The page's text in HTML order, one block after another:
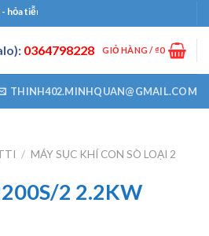
bơm công nghiệp, bơm định lượng, máy
0364798228 GIỎ HÀNG /₫0
THINH402.MINHQUAN@GMAIL.COM
/ MÁY SỤC KHÍ CON SÒ LOẠI 2
2 2.2KW